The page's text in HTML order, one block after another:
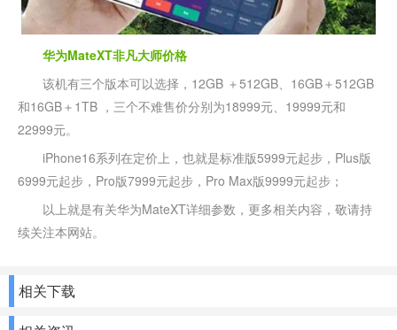
华为MateXT非凡大师价格
该机有三个版本可以选择，12GB ＋512GB、16GB＋512GB
和16GB＋1TB ，三个不难售价分别为18999元、19999元和
22999元。
iPhone16系列在定价上，也就是标准版5999元起步，Plus版
6999元起步，Pro版7999元起步，Pro Max版9999元起步；
以上就是有关华为MateXT详细参数，更多相关内容，敬请持
续关注本网站。
相关下载